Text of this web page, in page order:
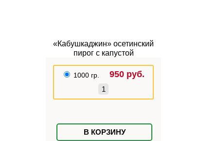
«Кабушкаджин» осетинский
пирог с капустой
1000 гр. 950 руб.
В КОРЗИНУ